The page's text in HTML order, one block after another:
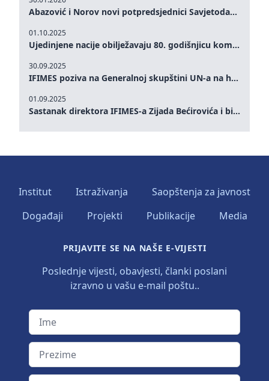
Abazović i Norov novi potpredsjednici Savjetodavnog odbora IFIMES-a
01.10.2025
Ujedinjene nacije obilježavaju 80. godišnjicu komemoracijom na visokom nivou: Eileen Dong predstavlja IFIMES u oblasti ženskog liderstva, unapređenja mira, pravde, rodne ravnopravnosti i održivog razvoja
30.09.2025
IFIMES poziva na Generalnoj skupštini UN-a na hitna ulaganja u mentalno zdravlje i sisteme njege proširene umjetnom inteligencijom
01.09.2025
Sastanak direktora IFIMES-a Zijada Bećirovića i bivšeg premijera Crne Gore Dritana Abazovića
Institut Istraživanja
Saopštenja za javnost
Događaji
Projekti Publikacije Media
PRIJAVITE SE NA NAŠE E-VIJESTI
Poslednje vijesti, obavjesti, članki poslani
izravno u vašu e-mail poštu..
Ime
Prezime